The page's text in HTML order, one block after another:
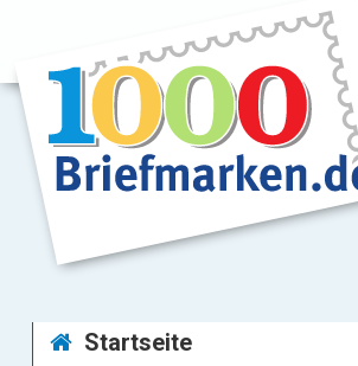
Startseite